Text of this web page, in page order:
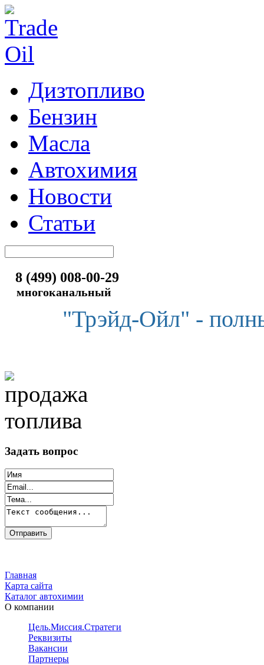
Дизтопливо
Бензин
Масла
Автохимия
Новости
Статьи
8 (499) 008-00-29
многоканальный
"Трэйд-Ойл" -
Задать вопрос
Главная
Карта сайта
Каталог автохимии
О компании
Цель.Миссия.Стратегия.
Реквизиты
Вакансии
Партнеры